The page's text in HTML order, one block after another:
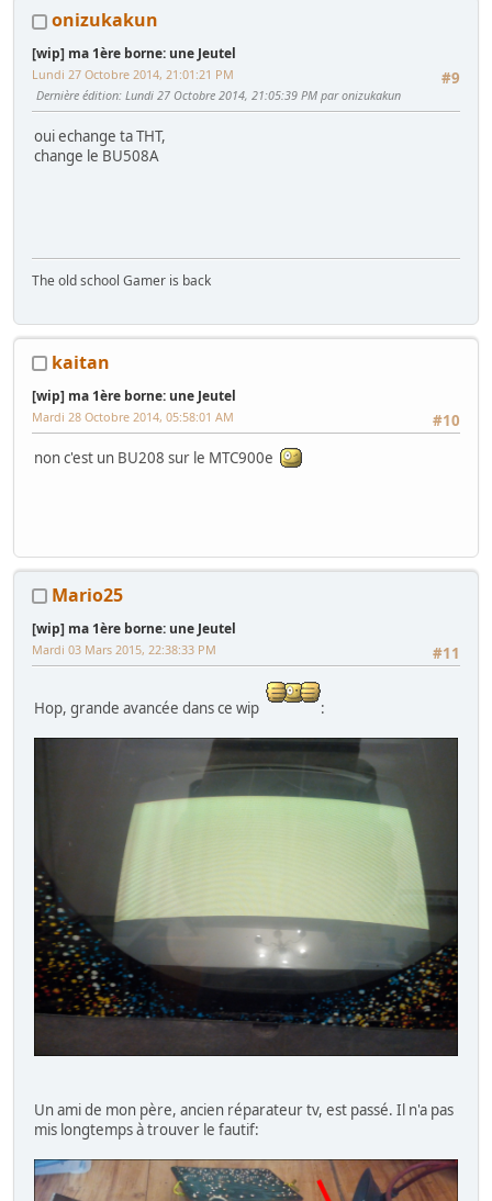
onizukakun
[wip] ma 1ère borne: une Jeutel
#9
Lundi 27 Octobre 2014, 21:01:21 PM
Dernière édition: Lundi 27 Octobre 2014, 21:05:39 PM par onizukakun
oui echange ta THT,
change le BU508A
The old school Gamer is back
kaitan
[wip] ma 1ère borne: une Jeutel
#10
Mardi 28 Octobre 2014, 05:58:01 AM
non c'est un BU208 sur le MTC900e
Mario25
[wip] ma 1ère borne: une Jeutel
#11
Mardi 03 Mars 2015, 22:38:33 PM
Hop, grande avancée dans ce wip :
Un ami de mon père, ancien réparateur tv, est passé. Il n'a pas
mis longtemps à trouver le fautif: